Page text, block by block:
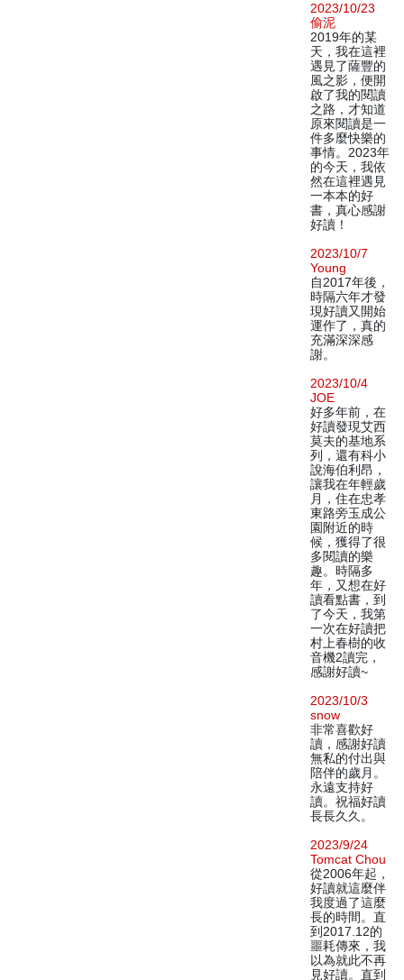
2023/10/23
偷泥
2019年的某
天，我在這裡
遇見了薩豐的
風之影，便開
啟了我的閱讀
之路，才知道
原來閱讀是一
件多麼快樂的
事情。2023年
的今天，我依
然在這裡遇見
一本本的好
書，真心感謝
好讀！
2023/10/7
Young
自2017年後，
時隔六年才發
現好讀又開始
運作了，真的
充滿深深感
謝。
2023/10/4
JOE
好多年前，在
好讀發現艾西
莫夫的基地系
列，還有科小
說海伯利昂，
讓我在年輕歲
月，住在忠孝
東路旁玉成公
園附近的時
候，獲得了很
多閱讀的樂
趣。時隔多
年，又想在好
讀看點書，到
了今天，我第
一次在好讀把
村上春樹的收
音機2讀完，
感謝好讀~
2023/10/3
snow
非常喜歡好
讀，感謝好讀
無私的付出與
陪伴的歲月。
永遠支持好
讀。祝福好讀
長長久久。
2023/9/24
Tomcat Chou
從2006年起，
好讀就這麼伴
我度過了這麼
長的時間。直
到2017.12的
噩耗傳來，我
以為就此不再
見好讀。直到